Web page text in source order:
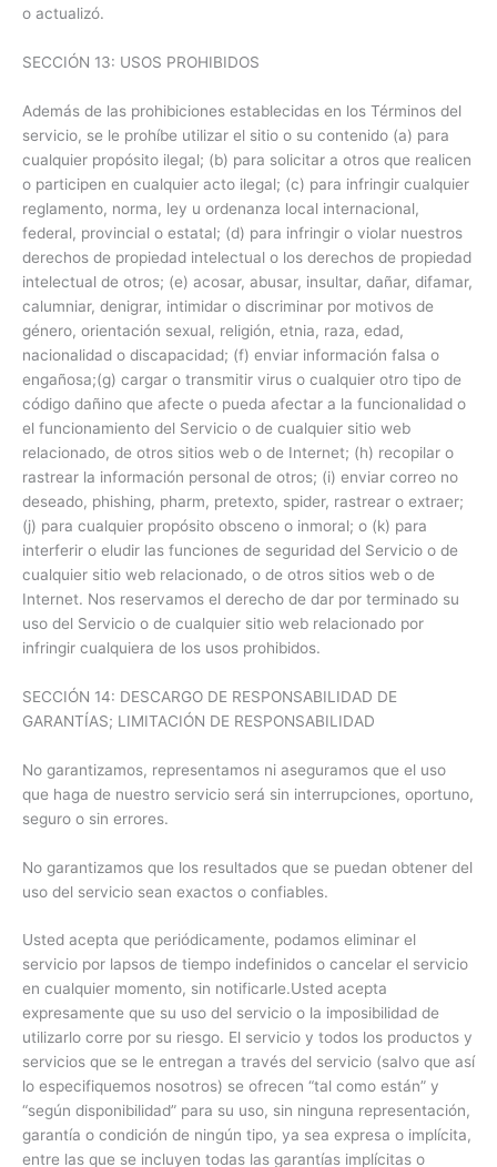
o actualizó.
SECCIÓN 13: USOS PROHIBIDOS
Además de las prohibiciones establecidas en los Términos del
servicio, se le prohíbe utilizar el sitio o su contenido (a) para
cualquier propósito ilegal; (b) para solicitar a otros que realicen
o participen en cualquier acto ilegal; (c) para infringir cualquier
reglamento, norma, ley u ordenanza local internacional,
federal, provincial o estatal; (d) para infringir o violar nuestros
derechos de propiedad intelectual o los derechos de propiedad
intelectual de otros; (e) acosar, abusar, insultar, dañar, difamar,
calumniar, denigrar, intimidar o discriminar por motivos de
género, orientación sexual, religión, etnia, raza, edad,
nacionalidad o discapacidad; (f) enviar información falsa o
engañosa;(g) cargar o transmitir virus o cualquier otro tipo de
código dañino que afecte o pueda afectar a la funcionalidad o
el funcionamiento del Servicio o de cualquier sitio web
relacionado, de otros sitios web o de Internet; (h) recopilar o
rastrear la información personal de otros; (i) enviar correo no
deseado, phishing, pharm, pretexto, spider, rastrear o extraer;
(j) para cualquier propósito obsceno o inmoral; o (k) para
interferir o eludir las funciones de seguridad del Servicio o de
cualquier sitio web relacionado, o de otros sitios web o de
Internet. Nos reservamos el derecho de dar por terminado su
uso del Servicio o de cualquier sitio web relacionado por
infringir cualquiera de los usos prohibidos.
SECCIÓN 14: DESCARGO DE RESPONSABILIDAD DE
GARANTÍAS; LIMITACIÓN DE RESPONSABILIDAD
No garantizamos, representamos ni aseguramos que el uso
que haga de nuestro servicio será sin interrupciones, oportuno,
seguro o sin errores.
No garantizamos que los resultados que se puedan obtener del
uso del servicio sean exactos o confiables.
Usted acepta que periódicamente, podamos eliminar el
servicio por lapsos de tiempo indefinidos o cancelar el servicio
en cualquier momento, sin notificarle.Usted acepta
expresamente que su uso del servicio o la imposibilidad de
utilizarlo corre por su riesgo. El servicio y todos los productos y
servicios que se le entregan a través del servicio (salvo que así
lo especifiquemos nosotros) se ofrecen “tal como están” y
“según disponibilidad” para su uso, sin ninguna representación,
garantía o condición de ningún tipo, ya sea expresa o implícita,
entre las que se incluyen todas las garantías implícitas o